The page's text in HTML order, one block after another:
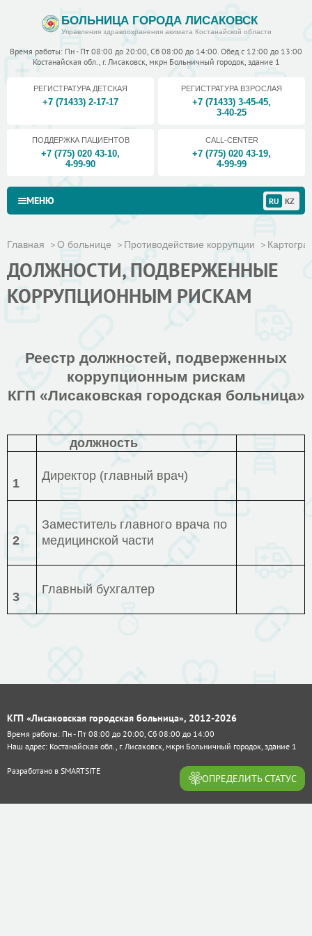
БОЛЬНИЦА ГОРОДА ЛИСАКОВСК
Управления здравоохранения акимата Костанайской области
Время работы: Пн - Пт 08:00 до 20:00, Сб 08:00 до 14:00. Обед с 12:00 до 13:00
Костанайская обл., г. Лисаковск, мкрн Больничный городок, здание 1
РЕГИСТРАТУРА ДЕТСКАЯ
+7 (71433) 2-17-17
РЕГИСТРАТУРА ВЗРОСЛАЯ
+7 (71433) 3-45-45,
3-40-25
ПОДДЕРЖКА ПАЦИЕНТОВ
+7 (775) 020 43-10,
4-99-90
CALL-CENTER
+7 (775) 020 43-19,
4-99-99
МЕНЮ RU KZ
Главная О больнице Противодействие коррупции
ДОЛЖНОСТИ, ПОДВЕРЖЕННЫЕ
КОРРУПЦИОННЫМ РИСКАМ
Реестр должностей, подверженных
коррупционным рискам
КГП «Лисаковская городская больница»
должность
1
Директор (главный врач)
2
Заместитель главного врача по
медицинской части
3
Главный бухгалтер
КГП «Лисаковская городская больница», 2012-2026
Время работы: Пн - Пт 08:00 до 20:00, Сб 08:00 до 14:00
Наш адрес: Костанайская обл., г. Лисаковск, мкрн Больничный городок, здание 1
Разработано в SMARTSITE
ОПРЕДЕЛИТЬ СТАТУС